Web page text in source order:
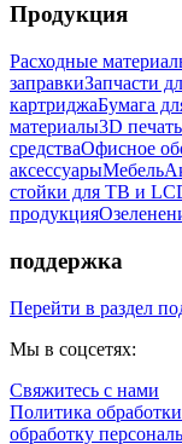
Продукция
Расходные
заправкиЗапчасти
картриджаБумага
материалы3D печать
средстваОфисное
аксессуарыМебель
стойки для ТВ и
продукция
поддержка
Перейти в раздел
Мы в соцсетях:
Свяжитесь с нами
Политика
обработку